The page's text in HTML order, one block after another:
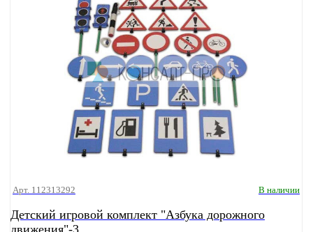
Арт. 112313292 В наличии
Детский игровой комплект "Азбука дорожного
движения"-3